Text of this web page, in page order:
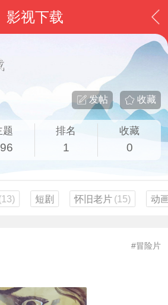
影视下载
收藏
发帖
题 排名
1
收藏
0
短剧 怀旧老片 (15) 动
#冒险片